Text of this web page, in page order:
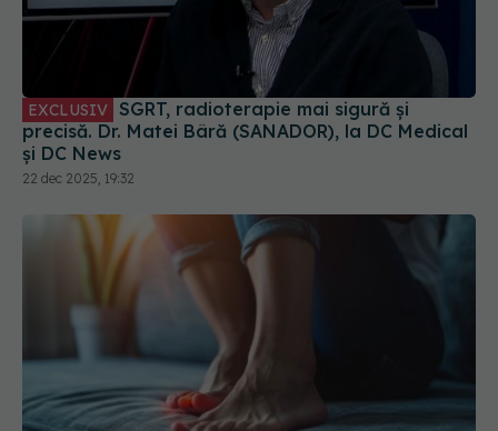
EXCLUSIV
precisă. Dr. Matei Bâră (SANADOR), la DC Medical
și DC News
22 dec 2025, 19:32